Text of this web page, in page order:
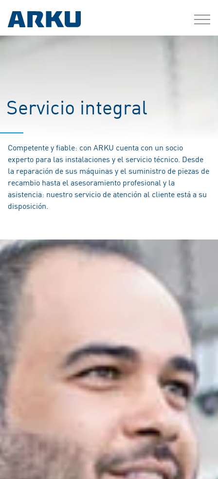
Servicio integral
Competente y fiable: con ARKU cuenta con un socio
experto para las instalaciones y el servicio técnico. Desde
la reparación de sus máquinas y el suministro de piezas de
recambio hasta el asesoramiento profesional y la
asistencia: nuestro servicio de atención al cliente está a su
disposición.